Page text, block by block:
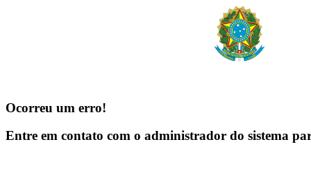
Ocorreu um erro!
Entre em contato com o administrador do sistema